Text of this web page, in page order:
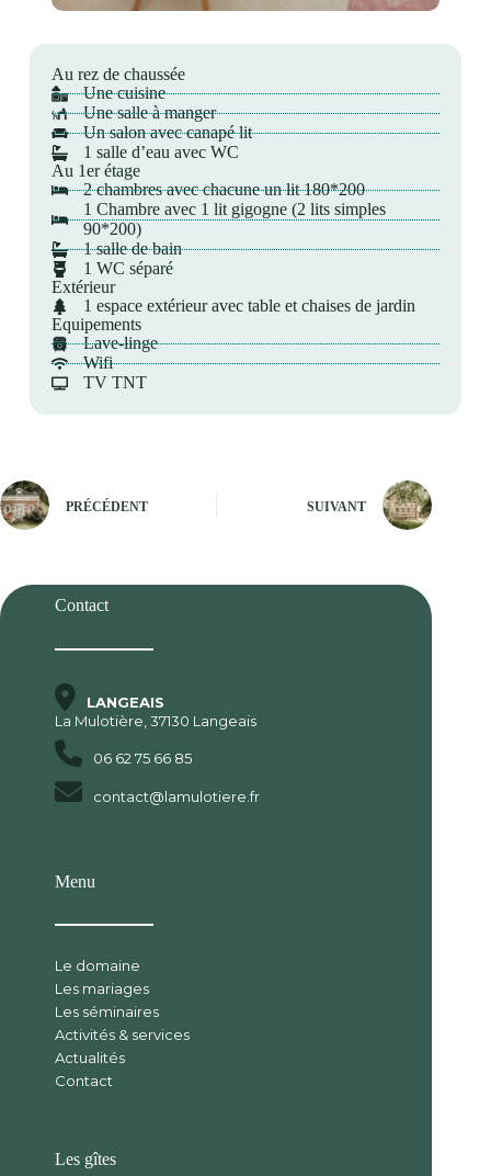
Au rez de chaussée
Une cuisine
Une salle à manger
Un salon avec canapé lit
1 salle d’eau avec WC
Au 1er étage
2 chambres avec chacune un lit 180*200
1 Chambre avec 1 lit gigogne (2 lits simples
90*200)
1 salle de bain
1 WC séparé
Extérieur
1 espace extérieur avec table et chaises de jardin
Equipements
Lave-linge
Wifi
TV TNT
PRÉCÉDENT SUIVANT
Contact
LANGEAIS
La Mulotière, 37130 Langeais
06 62 75 66 85
contact@lamulotiere.fr
Menu
Le domaine
Les mariages
Les séminaires
Activités & services
Actualités
Contact
Les gîtes